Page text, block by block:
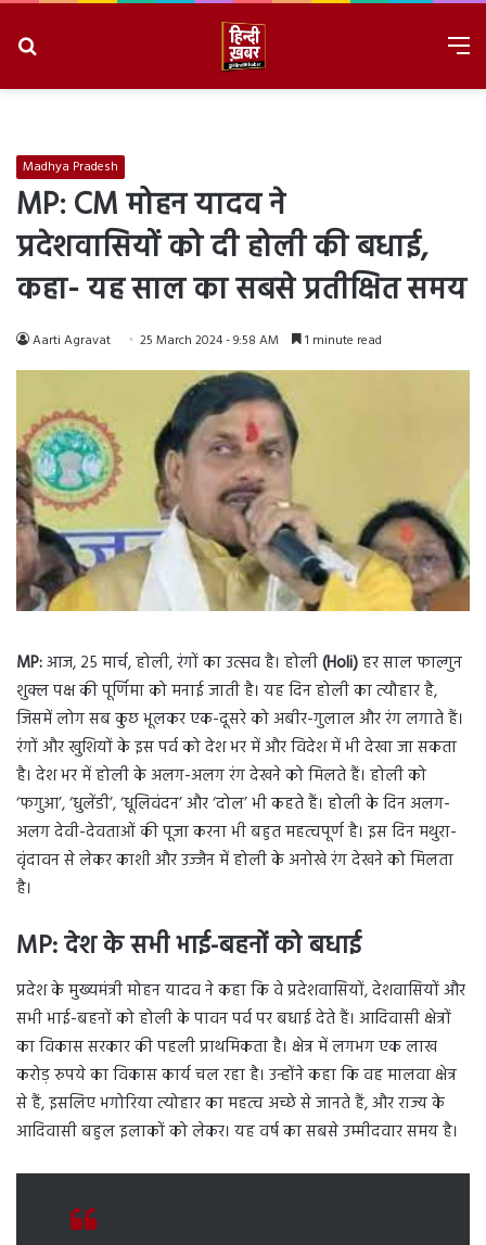
Madhya Pradesh
MP: CM मोहन यादव ने
प्रदेशवासियों को दी होली की बधाई,
कहा- यह साल का सबसे प्रतीक्षित समय
Aarti Agravat 25 March 2024 - 9:58 AM 1 minute read
MP:आज, 25 मार्च, होली, रंगों का उत्सव है। होली(Holi)हर साल फाल्गुन
शुक्ल पक्ष की पूर्णिमा को मनाई जाती है। यह दिन होली का त्यौहार है,
जिसमें लोग सब कुछ भूलकर एक-दूसरे को अबीर-गुलाल और रंग लगाते हैं।
रंगों और खुशियों के इस पर्व को देश भर में और विदेश में भी देखा जा सकता
है। देश भर में होली के अलग-अलग रंग देखने को मिलते हैं। होली को
‘फगुआ’, ‘धुलेंडी’, ‘धूलिवंदन’ और ‘दोल’ भी कहते हैं। होली के दिन अलग-
अलग देवी-देवताओं की पूजा करना भी बहुत महत्वपूर्ण है। इस दिन मथुरा-
वृंदावन से लेकर काशी और उज्जैन में होली के अनोखे रंग देखने को मिलता
है।
MP: देश के सभी भाई-बहनों को बधाई
प्रदेश के मुख्यमंत्री मोहन यादव ने कहा कि वे प्रदेशवासियों, देशवासियों और
सभी भाई-बहनों को होली के पावन पर्व पर बधाई देते हैं। आदिवासी क्षेत्रों
का विकास सरकार की पहली प्राथमिकता है। क्षेत्र में लगभग एक लाख
करोड़ रुपये का विकास कार्य चल रहा है। उन्होंने कहा कि वह मालवा क्षेत्र
से हैं, इसलिए भगोरिया त्योहार का महत्व अच्छे से जानते हैं, और राज्य के
आदिवासी बहुल इलाकों को लेकर। यह वर्ष का सबसे उम्मीदवार समय है।